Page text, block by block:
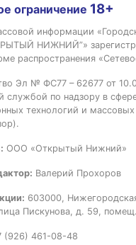
ограничение 18+
информации
НИЖНИЙ”»
распространения
Эл № ФС77 – 62677 от
службой по надзору в
технологий и
ООО «Открытый Нижний»
Валерий Прохоров
603000,
Пискунова, д. 59,
(926) 461-08-48